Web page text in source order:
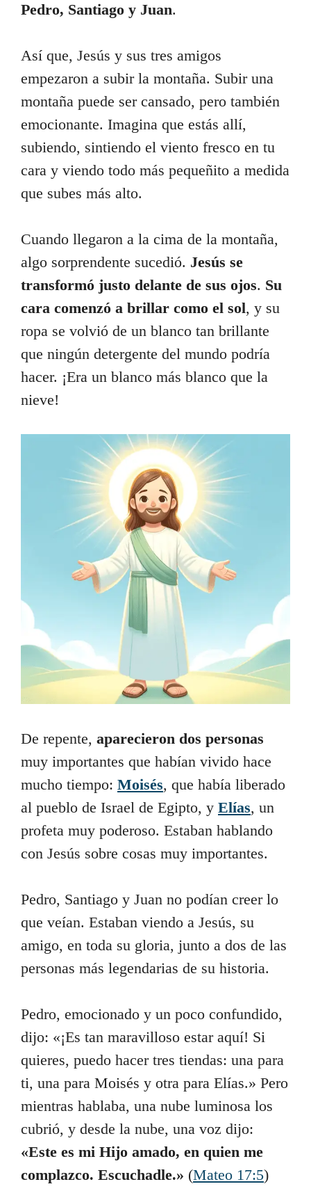
Pedro, Santiago y Juan.
Así que, Jesús y sus tres amigos
empezaron a subir la montaña. Subir una
montaña puede ser cansado, pero también
emocionante. Imagina que estás allí,
subiendo, sintiendo el viento fresco en tu
cara y viendo todo más pequeñito a medida
que subes más alto.
Cuando llegaron a la cima de la montaña,
algo sorprendente sucedió. Jesús se
transformó justo delante de sus ojos. Su
cara comenzó a brillar como el sol, y su
ropa se volvió de un blanco tan brillante
que ningún detergente del mundo podría
hacer. ¡Era un blanco más blanco que la
nieve!
De repente, aparecieron dos personas
muy importantes que habían vivido hace
mucho tiempo: Moisés, que había liberado
al pueblo de Israel de Egipto, y Elías, un
profeta muy poderoso. Estaban hablando
con Jesús sobre cosas muy importantes.
Pedro, Santiago y Juan no podían creer lo
que veían. Estaban viendo a Jesús, su
amigo, en toda su gloria, junto a dos de las
personas más legendarias de su historia.
Pedro, emocionado y un poco confundido,
dijo: «¡Es tan maravilloso estar aquí! Si
quieres, puedo hacer tres tiendas: una para
ti, una para Moisés y otra para Elías.» Pero
mientras hablaba, una nube luminosa los
cubrió, y desde la nube, una voz dijo:
«Este es mi Hijo amado, en quien me
complazco. Escuchadle.» (Mateo 17:5)